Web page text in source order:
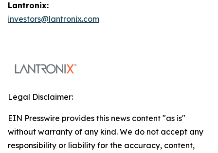
Lantronix:
investors@lantronix.com
Legal Disclaimer:
EIN Presswire provides this news content "as is"
without warranty of any kind. We do not accept any
responsibility or liability for the accuracy, content,